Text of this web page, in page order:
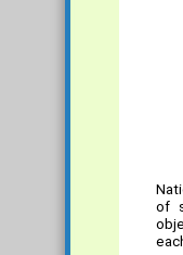
of